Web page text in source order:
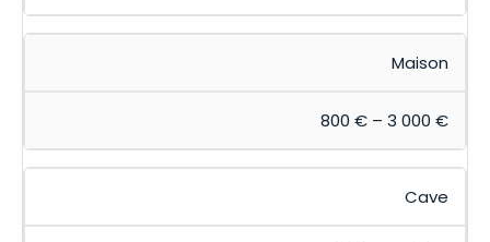
Maison
800 € – 3 000 €
Cave